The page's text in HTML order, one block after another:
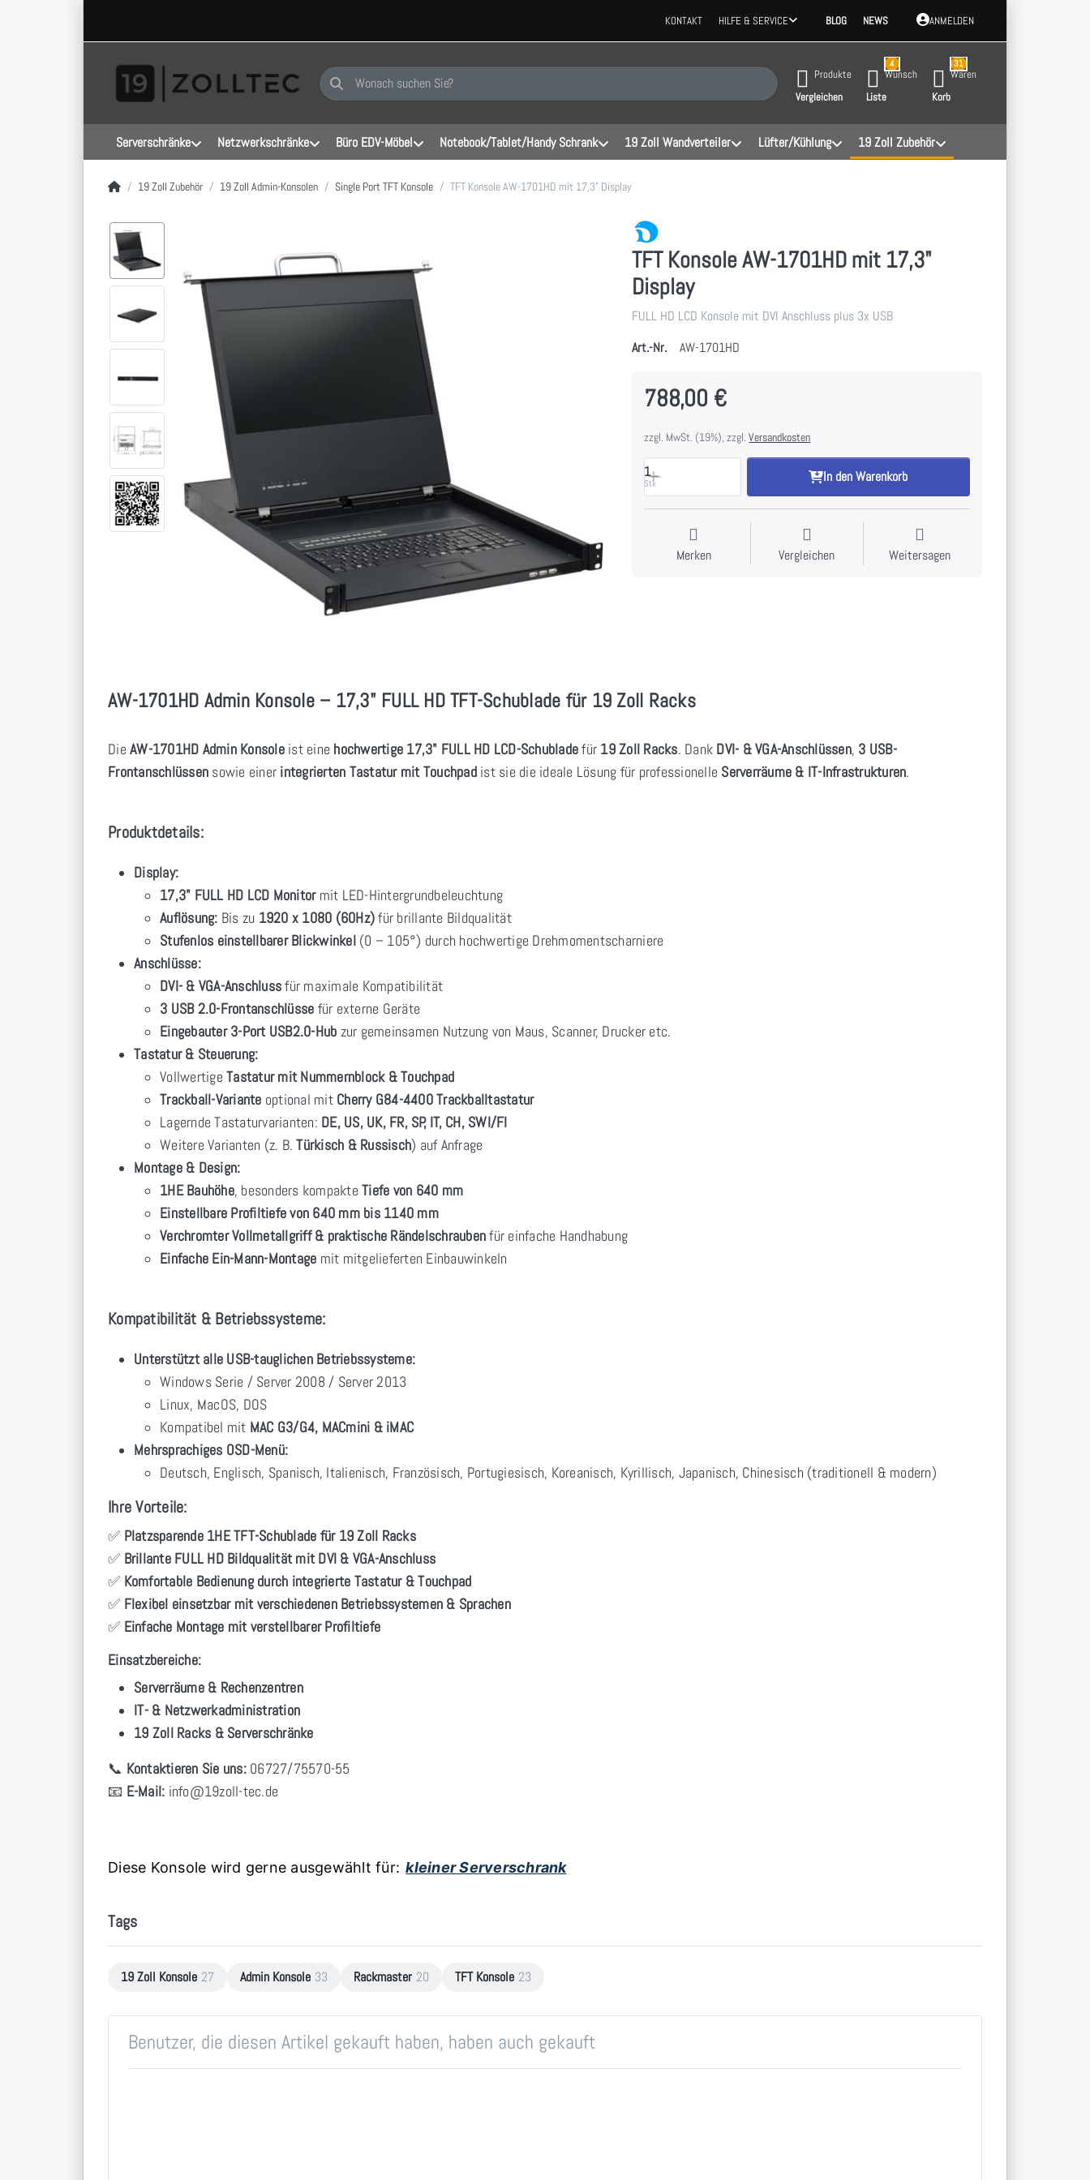
KONTAKT HILFE & SERVICE BLOG NEWS ANMELDEN
Geben Sie einen Suchbegriff ein. Während Sie tippen, erscheinen automatisch erste Ergebnisse. Drücken Sie die Eingabetaste, um alle Ergebnisse aufzurufen.
Produkte
Vergleichen
4
Wunsch
Liste
31
Waren
Korb
Serverschränke Netzwerkschränke Büro EDV-Möbel Notebook/Tablet/Handy Schrank 19 Zoll Wandverteiler Lüfter/Kühlung 19 Zoll Zubehör
Startseite
19 Zoll Zubehör 19 Zoll Admin-Konsolen Single Port TFT Konsole TFT Konsole AW-1701HD mit 17,3" Display
TFT Konsole AW-1701HD mit 17,3"
Display
FULL HD LCD Konsole mit DVI Anschluss plus 3x USB
Art.-Nr.
AW-1701HD
788,00 €
zzgl. MwSt. (19%), zzgl.Versandkosten
1
Stk In den Warenkorb
Merken Vergleichen Weitersagen
AW-1701HD Admin Konsole – 17,3" FULL HD TFT-Schublade für 19 Zoll Racks
Die AW-1701HD Admin Konsoleist eine hochwertige 17,3" FULL HD LCD-Schubladefür 19 Zoll Racks. Dank DVI- & VGA-Anschlüssen, 3 USB-
Frontanschlüssen sowie einer integrierten Tastatur mit Touchpadist sie die ideale Lösung für professionelle Serverräume & IT-Infrastrukturen.
Produktdetails:
Display:
17,3" FULL HD LCD Monitormit LED-Hintergrundbeleuchtung
Auflösung: Bis zu 1920 x 1080 (60Hz)für brillante Bildqualität
Stufenlos einstellbarer Blickwinkel(0 – 105°) durch hochwertige Drehmomentscharniere
Anschlüsse:
DVI- & VGA-Anschlussfür maximale Kompatibilität
3 USB 2.0-Frontanschlüsse für externe Geräte
Eingebauter 3-Port USB2.0-Hub zur gemeinsamen Nutzung von Maus, Scanner, Drucker etc.
Tastatur & Steuerung:
Vollwertige Tastatur mit Nummernblock & Touchpad
Trackball-Variante optional mit Cherry G84-4400 Trackballtastatur
Lagernde Tastaturvarianten: DE, US, UK, FR, SP, IT, CH, SWI/FI
Weitere Varianten (z. B.Türkisch & Russisch) auf Anfrage
Montage & Design:
1HE Bauhöhe, besonders kompakte Tiefe von 640 mm
Einstellbare Profiltiefe von 640 mm bis 1140 mm
Verchromter Vollmetallgriff & praktische Rändelschraubenfür einfache Handhabung
Einfache Ein-Mann-Montage mit mitgelieferten Einbauwinkeln
Kompatibilität & Betriebssysteme:
Unterstützt alle USB-tauglichen Betriebssysteme:
Windows Serie / Server 2008 / Server 2013
Linux, MacOS, DOS
Kompatibel mit MAC G3/G4, MACmini & iMAC
Mehrsprachiges OSD-Menü:
Deutsch, Englisch, Spanisch, Italienisch, Französisch, Portugiesisch, Koreanisch, Kyrillisch, Japanisch, Chinesisch (traditionell & modern)
Ihre Vorteile:
✅ Platzsparende 1HE TFT-Schublade für 19 Zoll Racks
✅ Brillante FULL HD Bildqualität mit DVI & VGA-Anschluss
✅ Komfortable Bedienung durch integrierte Tastatur & Touchpad
✅ Flexibel einsetzbar mit verschiedenen Betriebssystemen & Sprachen
✅ Einfache Montage mit verstellbarer Profiltiefe
Einsatzbereiche:
Serverräume & Rechenzentren
IT- & Netzwerkadministration
19 Zoll Racks & Serverschränke
📞 Kontaktieren Sie uns:06727/75570-55
📧 E-Mail: info@19zoll-tec.de
Diese Konsole wird gerne ausgewählt für: kleiner Serverschrank
Tags
19 Zoll Konsole 27 Admin Konsole 33 Rackmaster 20 TFT Konsole 23
Benutzer, die diesen Artikel gekauft haben, haben auch gekauft